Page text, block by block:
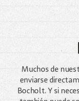
Muchos de
enviarse
Bocholt. Y si